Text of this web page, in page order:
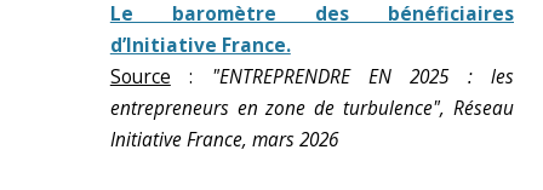
Le baromètre des bénéficiaires
d’Initiative France.
Source : "ENTREPRENDRE EN 2025 : les
entrepreneurs en zone de turbulence", Réseau
Initiative France, mars 2026